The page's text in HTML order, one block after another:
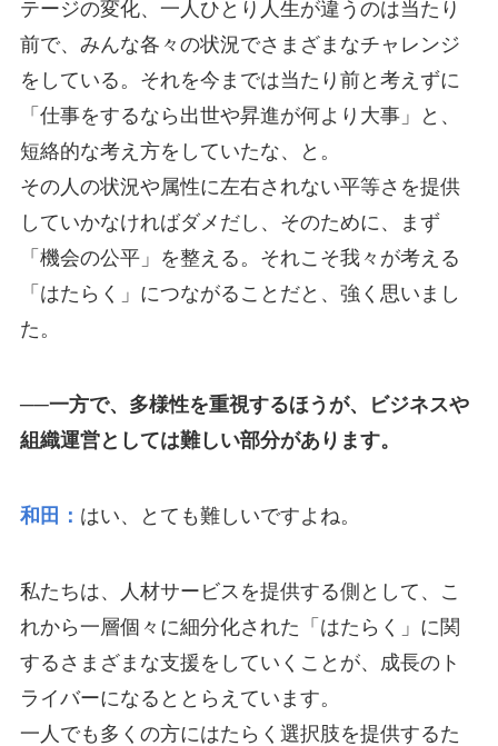
テージの変化、一人ひとり人生が違うのは当たり
前で、みんな各々の状況でさまざまなチャレンジ
をしている。それを今までは当たり前と考えずに
「仕事をするなら出世や昇進が何より大事」と、
短絡的な考え方をしていたな、と。
その人の状況や属性に左右されない平等さを提供
していかなければダメだし、そのために、まず
「機会の公平」を整える。それこそ我々が考える
「はたらく」につながることだと、強く思いまし
た。
──一方で、多様性を重視するほうが、ビジネスや
組織運営としては難しい部分があります。
和田： はい、とても難しいですよね。
私たちは、人材サービスを提供する側として、こ
れから一層個々に細分化された「はたらく」に関
するさまざまな支援をしていくことが、成長のト
ライバーになるととらえています。
一人でも多くの方にはたらく選択肢を提供するた